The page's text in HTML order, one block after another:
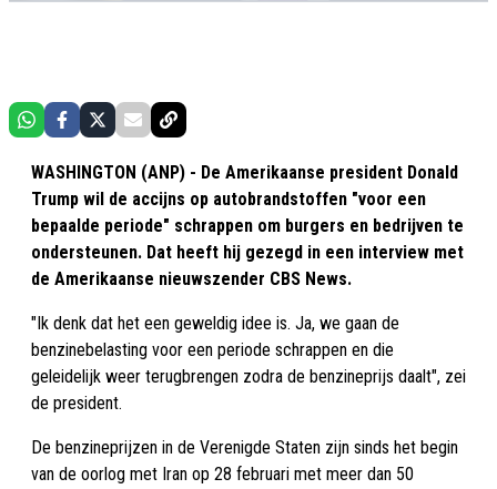
WASHINGTON (ANP) - De Amerikaanse president Donald
Trump wil de accijns op autobrandstoffen "voor een
bepaalde periode" schrappen om burgers en bedrijven te
ondersteunen. Dat heeft hij gezegd in een interview met
de Amerikaanse nieuwszender CBS News.
"Ik denk dat het een geweldig idee is. Ja, we gaan de
benzinebelasting voor een periode schrappen en die
geleidelijk weer terugbrengen zodra de benzineprijs daalt", zei
de president.
De benzineprijzen in de Verenigde Staten zijn sinds het begin
van de oorlog met Iran op 28 februari met meer dan 50